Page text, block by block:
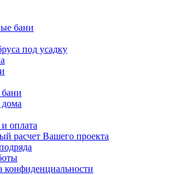
бани
под усадку
оплата
расчет Вашего проекта
конфиденциальности